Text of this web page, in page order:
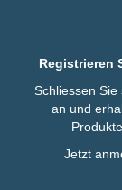
Registrieren
Schliessen
an und
Jetzt